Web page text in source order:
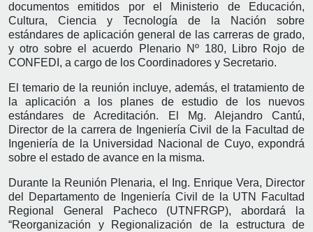
documentos emitidos por el Ministerio de Educación,
Cultura, Ciencia y Tecnología de la Nación sobre
estándares de aplicación general de las carreras de grado,
y otro sobre el acuerdo Plenario Nº 180, Libro Rojo de
CONFEDI, a cargo de los Coordinadores y Secretario.
El temario de la reunión incluye, además, el tratamiento de
la aplicación a los planes de estudio de los nuevos
estándares de Acreditación. El Mg. Alejandro Cantú,
Director de la carrera de Ingeniería Civil de la Facultad de
Ingeniería de la Universidad Nacional de Cuyo, expondrá
sobre el estado de avance en la misma.
Durante la Reunión Plenaria, el Ing. Enrique Vera, Director
del Departamento de Ingeniería Civil de la UTN Facultad
Regional General Pacheco (UTNFRGP), abordará la
“Reorganización y Regionalización de la estructura de